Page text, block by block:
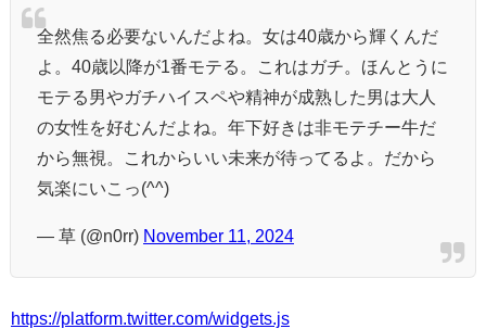
全然焦る必要ないんだよね。女は40歳から輝くんだ
よ。40歳以降が1番モテる。これはガチ。ほんとうに
モテる男やガチハイスペや精神が成熟した男は大人
の女性を好むんだよね。年下好きは非モテチー牛だ
から無視。これからいい未来が待ってるよ。だから
気楽にいこっ(^^)
— 草 (@n0rr) November 11, 2024
https://platform.twitter.com/widgets.js